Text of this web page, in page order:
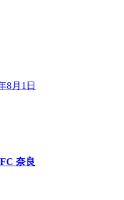
8月1日
奈良